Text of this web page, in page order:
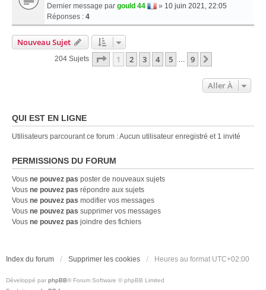
Dernier message par gould 44 » 10 juin 2021, 22:05
Réponses : 4
Nouveau Sujet
204 Sujets Page 1Sur9
1 2 3 4 5 9
Aller À
QUI EST EN LIGNE
Utilisateurs parcourant ce forum : Aucun utilisateur enregistré et 1 invité
PERMISSIONS DU FORUM
Vous ne pouvez pas poster de nouveaux sujets
Vous ne pouvez pas répondre aux sujets
Vous ne pouvez pas modifier vos messages
Vous ne pouvez pas supprimer vos messages
Vous ne pouvez pas joindre des fichiers
Index du forum Supprimer les cookies Heures au format UTC+02:00
Développé par phpBB® Forum Software © phpBB Limited